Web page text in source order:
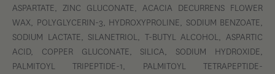
ASPARTATE, ZINC GLUCONATE, ACACIA DECURRENS FLOWER
WAX, POLYGLYCERIN-3, HYDROXYPROLINE, SODIUM BENZOATE,
SODIUM LACTATE, SILANETRIOL, T-BUTYL ALCOHOL, ASPARTIC
ACID, COPPER GLUCONATE, SILICA, SODIUM HYDROXIDE,
PALMITOYL TRIPEPTIDE-1, PALMITOYL TETRAPEPTIDE-